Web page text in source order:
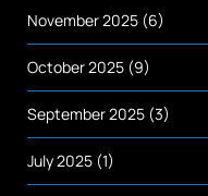
November 2025 (6)
October 2025 (9)
September 2025 (3)
July 2025 (1)